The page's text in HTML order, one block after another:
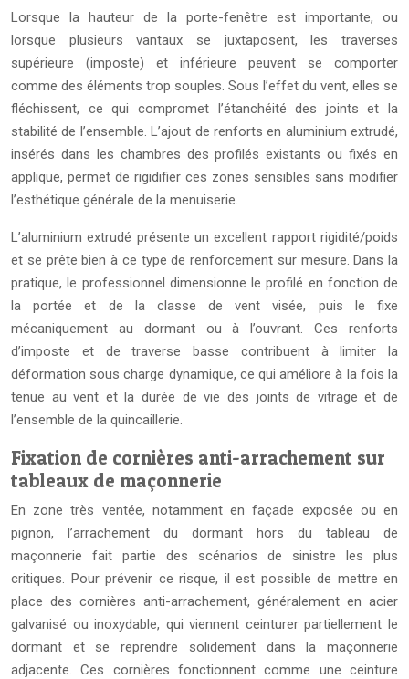
Lorsque la hauteur de la porte-fenêtre est importante, ou
lorsque plusieurs vantaux se juxtaposent, les traverses
supérieure (imposte) et inférieure peuvent se comporter
comme des éléments trop souples. Sous l’effet du vent, elles se
fléchissent, ce qui compromet l’étanchéité des joints et la
stabilité de l’ensemble. L’ajout de renforts en aluminium extrudé,
insérés dans les chambres des profilés existants ou fixés en
applique, permet de rigidifier ces zones sensibles sans modifier
l’esthétique générale de la menuiserie.
L’aluminium extrudé présente un excellent rapport rigidité/poids
et se prête bien à ce type de renforcement sur mesure. Dans la
pratique, le professionnel dimensionne le profilé en fonction de
la portée et de la classe de vent visée, puis le fixe
mécaniquement au dormant ou à l’ouvrant. Ces renforts
d’imposte et de traverse basse contribuent à limiter la
déformation sous charge dynamique, ce qui améliore à la fois la
tenue au vent et la durée de vie des joints de vitrage et de
l’ensemble de la quincaillerie.
Fixation de cornières anti-arrachement sur
tableaux de maçonnerie
En zone très ventée, notamment en façade exposée ou en
pignon, l’arrachement du dormant hors du tableau de
maçonnerie fait partie des scénarios de sinistre les plus
critiques. Pour prévenir ce risque, il est possible de mettre en
place des cornières anti-arrachement, généralement en acier
galvanisé ou inoxydable, qui viennent ceinturer partiellement le
dormant et se reprendre solidement dans la maçonnerie
adjacente. Ces cornières fonctionnent comme une ceinture